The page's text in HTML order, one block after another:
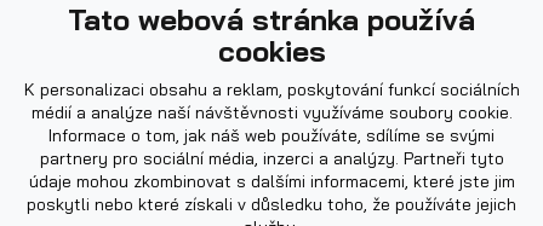
ilustrační.
Tato webová stránka používá
cookies
K personalizaci obsahu a reklam, poskytování funkcí sociálních
médií a analýze naší návštěvnosti využíváme soubory cookie.
Informace o tom, jak náš web používáte, sdílíme se svými
partnery pro sociální média, inzerci a analýzy. Partneři tyto
údaje mohou zkombinovat s dalšími informacemi, které jste jim
poskytli nebo které získali v důsledku toho, že používáte jejich